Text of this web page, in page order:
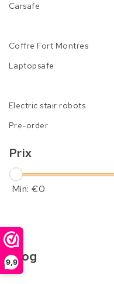
9,9
Carsafe
Coffre Fort Montres
Laptopsafe
Electric stair robots
Pre-order
Prix
Min: €0
Blog